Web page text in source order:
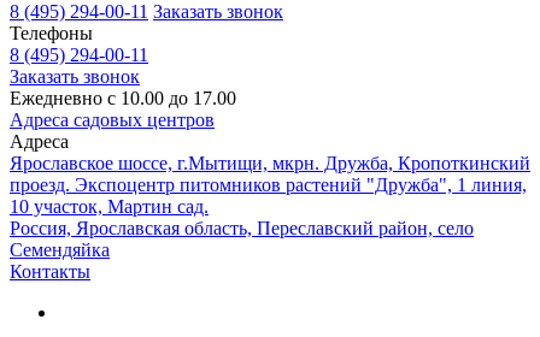
8 (495) 294-00-11 Заказать звонок
Телефоны
8 (495) 294-00-11
Заказать звонок
Ежедневно с 10.00 до 17.00
Адреса садовых центров
Адреса
Ярославское шоссе, г.Мытищи, мкрн. Дружба, Кропоткинский
проезд. Экспоцентр питомников растений "Дружба", 1 линия,
10 участок, Мартин сад.
Россия, Ярославская область, Переславский район, село
Семендяйка
Контакты